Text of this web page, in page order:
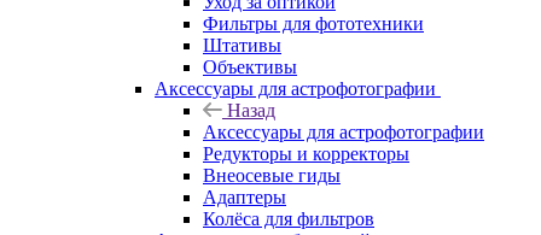
Фильтры для фототехники
Штативы
Объективы
Аксессуары для астрофотографии
Назад
Аксессуары для астрофотографии
Редукторы и корректоры
Внеосевые гиды
Адаптеры
Колёса для фильтров